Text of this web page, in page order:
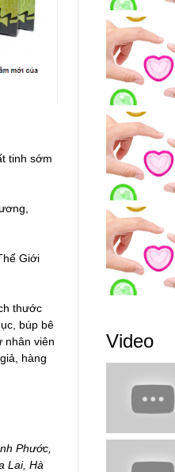
tinh sớm
Giới
thước
búp bê
nhân viên
hàng
Phước,
Lai, Hà
Video